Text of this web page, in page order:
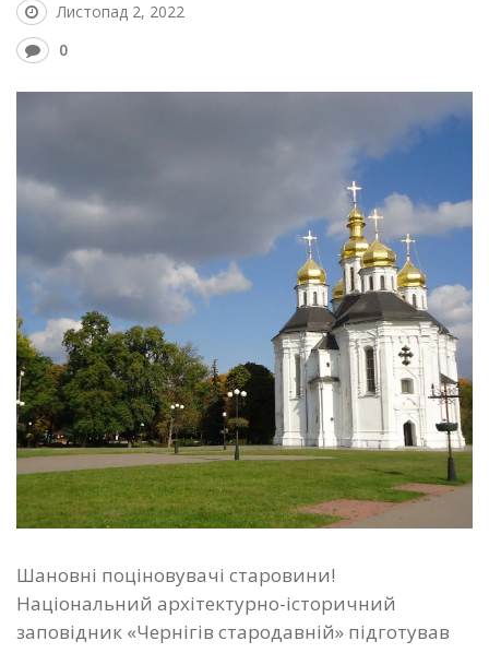
Листопад 2, 2022
0
Шановні поціновувачі старовини!
Національний архітектурно-історичний
заповідник «Чернігів стародавній» підготував